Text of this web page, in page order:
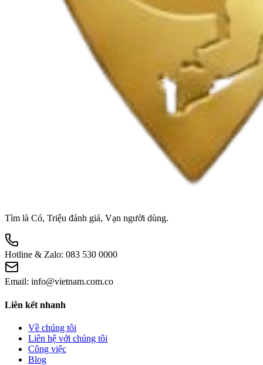
Tìm là Có, Triệu đánh giá, Vạn người dùng.
Hotline & Zalo: 083 530 0000
Email: info@vietnam.com.co
Liên kết nhanh
Về chúng tôi
Liên hệ với chúng tôi
Công việc
Blog